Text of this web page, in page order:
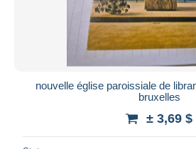
nouvelle église paroissiale de
bruxelles
± 3,69 $